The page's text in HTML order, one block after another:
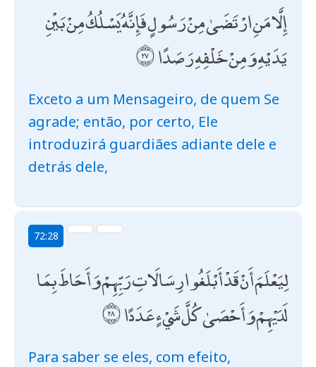
إِلَّا مَنِ ارْتَضَىٰ مِنْ رَسُولٍ فَإِنَّهُ يَسْلُكُ مِنْ بَيْنِ
يَدَيْهِ وَمِنْ خَلْفِهِ رَصَدًا
Exceto a um Mensageiro, de quem Se
agrade; então, por certo, Ele
introduzirá guardiães adiante dele e
detrás dele,
72:28
لِيَعْلَمَ أَنْ قَدْ أَبْلَغُوا رِسَالَاتِ رَبِّهِمْ وَأَحَاطَ بِمَا
لَدَيْهِمْ وَأَحْصَىٰ كُلَّ شَيْءٍ عَدَدًا
Para saber se eles, com efeito,